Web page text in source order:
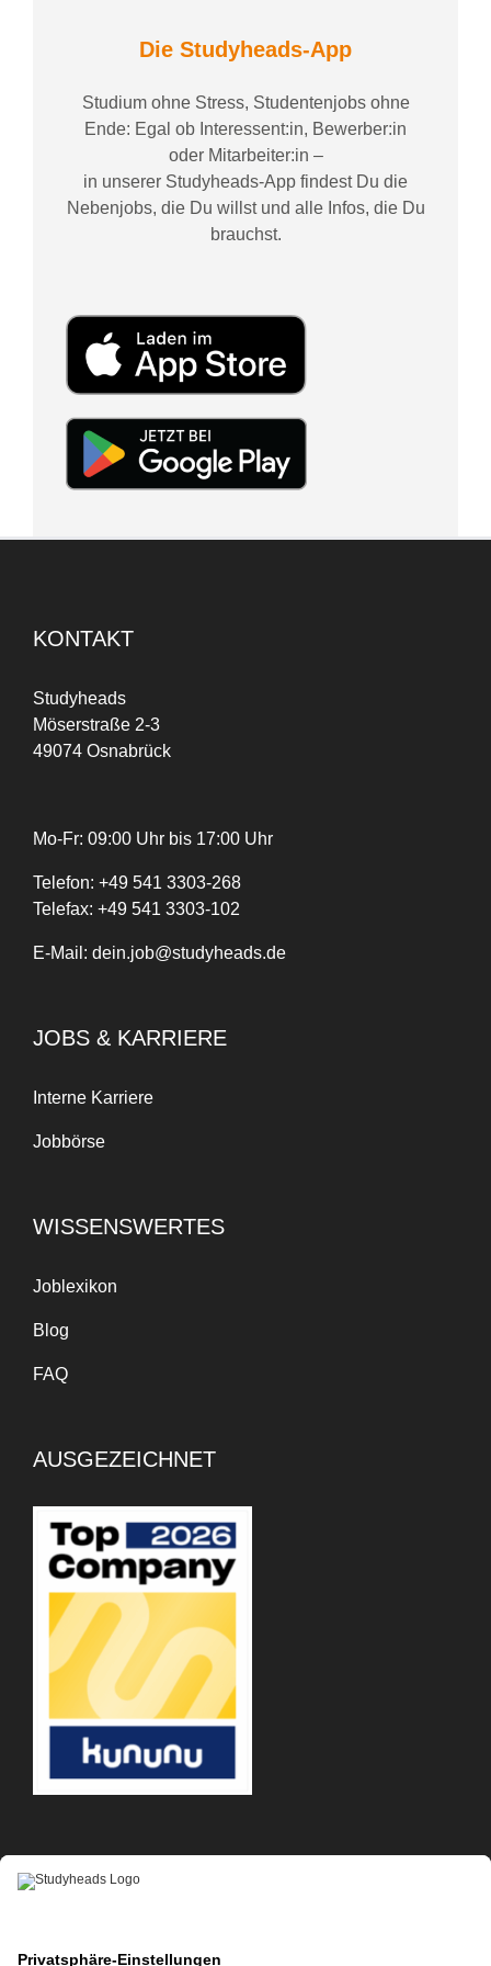
Die Studyheads-App
Studium ohne Stress, Studentenjobs ohne
Ende: Egal ob Interessent:in, Bewerber:in
oder Mitarbeiter:in –
in unserer Studyheads-App findest Du die
Nebenjobs, die Du willst und alle Infos, die Du
brauchst.
KONTAKT
Studyheads
Möserstraße 2-3
49074 Osnabrück
Mo-Fr: 09:00 Uhr bis 17:00 Uhr
Telefon: +49 541 3303-268
Telefax: +49 541 3303-102
E-Mail: dein.job@studyheads.de
JOBS & KARRIERE
Interne Karriere
Jobbörse
WISSENSWERTES
Joblexikon
Blog
FAQ
AUSGEZEICHNET